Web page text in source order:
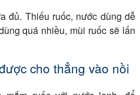
đủ. Thiếu ruốc, nước dùng dễ
quá nhiều, mùi ruốc sẽ lấn
cho thẳng vào nồi